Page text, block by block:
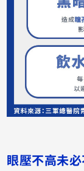
眼壓不高未